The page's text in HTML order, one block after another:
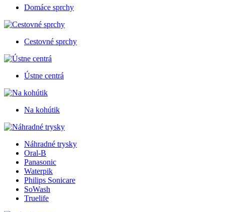
Domáce sprchy
Cestovné sprchy
Ústne centrá
Na kohútik
Náhradné trysky
Oral-B
Panasonic
Waterpik
Philips Sonicare
SoWash
Truelife